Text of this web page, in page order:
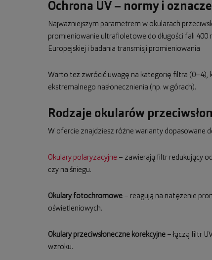
Ochrona UV – normy i
Najważniejszym parametrem w okularach
promieniowanie ultrafioletowe do długości fali 400
Europejskiej i badania transmisji promieniowania
Warto też zwrócić uwagę na kategorię filtra (0–4),
ekstremalnego nasłonecznienia (np. w górach).
Rodzaje okularów
W ofercie znajdziesz różne warianty dopasowane
Okulary polaryzacyjne – zawierają filtr redukujący
czy na śniegu.
Okulary fotochromowe – reagują na natężenie
oświetleniowych.
Okulary przeciwsłoneczne korekcyjne – łączą filtr
wzroku.